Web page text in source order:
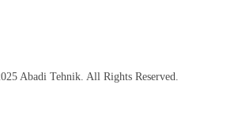
Abadi Tehnik. All Rights Reserved.